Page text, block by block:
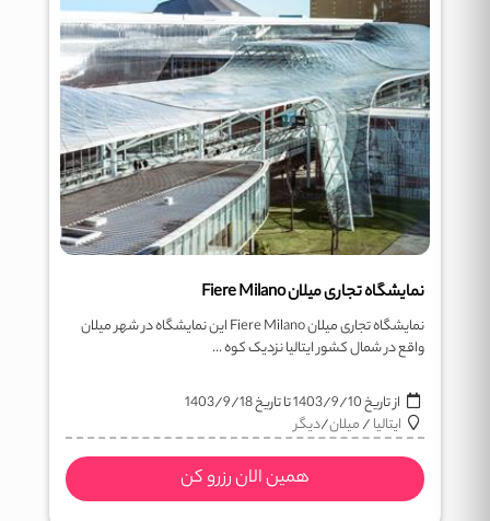
نمایشگاه تجاری میلان Fiere Milano
نمایشگاه تجاری میلان Fiere Milano این نمایشگاه در شهر میلان
واقع در شمال کشور ایتالیا نزدیک کوه ...
از تاریخ1403/9/10تا تاریخ1403/9/18
ایتالیا/میلان/دیگر
همین الان رزرو کن